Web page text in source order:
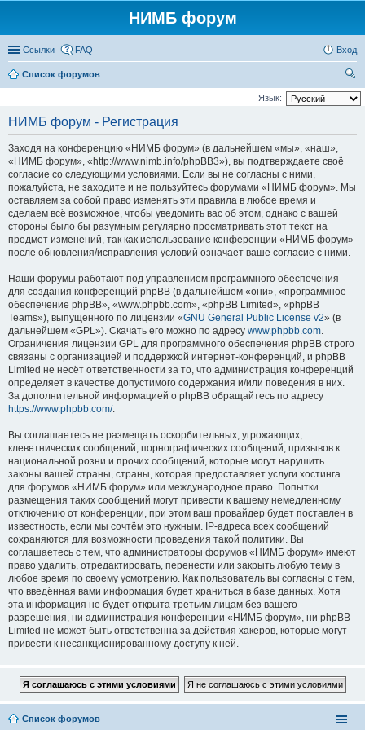
НИМБ форум
Ссылки FAQ Вход
Список форумов
ои
Язык:
НИМБ форум - Регистрация
Заходя на конференцию «НИМБ форум» (в дальнейшем «мы», «наш»,
«НИМБ форум», «http://www.nimb.info/phpBB3»), вы подтверждаете своё
согласие со следующими условиями. Если вы не согласны с ними,
пожалуйста, не заходите и не пользуйтесь форумами «НИМБ форум». Мы
оставляем за собой право изменять эти правила в любое время и
сделаем всё возможное, чтобы уведомить вас об этом, однако с вашей
стороны было бы разумным регулярно просматривать этот текст на
предмет изменений, так как использование конференции «НИМБ форум»
после обновления/исправления условий означает ваше согласие с ними.
Наши форумы работают под управлением программного обеспечения
для создания конференций phpBB (в дальнейшем «они», «программное
обеспечение phpBB», «www.phpbb.com», «phpBB Limited», «phpBB
Teams»), выпущенного по лицензии «GNU General Public License v2» (в
дальнейшем «GPL»). Скачать его можно по адресу www.phpbb.com.
Ограничения лицензии GPL для программного обеспечения phpBB строго
связаны с организацией и поддержкой интернет-конференций, и phpBB
Limited не несёт ответственности за то, что администрация конференций
определяет в качестве допустимого содержания и/или поведения в них.
За дополнительной информацией о phpBB обращайтесь по адресу
https://www.phpbb.com/.
Вы соглашаетесь не размещать оскорбительных, угрожающих,
клеветнических сообщений, порнографических сообщений, призывов к
национальной розни и прочих сообщений, которые могут нарушить
законы вашей страны, страны, которая предоставляет услуги хостинга
для форумов «НИМБ форум» или международное право. Попытки
размещения таких сообщений могут привести к вашему немедленному
отключению от конференции, при этом ваш провайдер будет поставлен в
известность, если мы сочтём это нужным. IP-адреса всех сообщений
сохраняются для возможности проведения такой политики. Вы
соглашаетесь с тем, что администраторы форумов «НИМБ форум» имеют
право удалить, отредактировать, перенести или закрыть любую тему в
любое время по своему усмотрению. Как пользователь вы согласны с тем,
что введённая вами информация будет храниться в базе данных. Хотя
эта информация не будет открыта третьим лицам без вашего
разрешения, ни администрация конференции «НИМБ форум», ни phpBB
Limited не может быть ответственна за действия хакеров, которые могут
привести к несанкционированному доступу к ней.
Список форумов